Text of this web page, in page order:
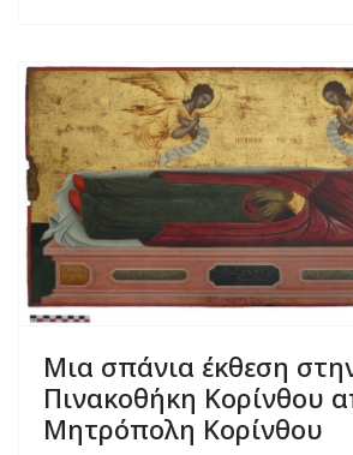
Μια σπάνια έκθεση
Πινακοθήκη Κορίνθου
Μητρόπολη Κορίνθου